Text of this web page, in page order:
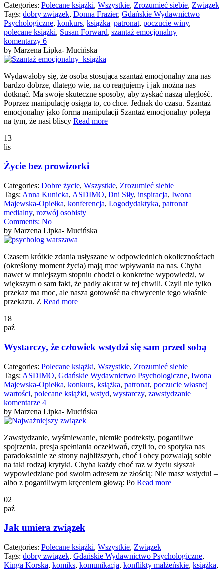
Categories: Polecane książki, Wszystkie, Zrozumieć siebie, Związek
Tags: dobry związek, Donna Frazier, Gdańskie Wydawnictwo
Psychologiczne, konkurs, książka, patronat, poczucie winy,
polecane książki, Susan Forward, szantaż emocjonalny
komentarzy 6
by Marzena Lipka- Mucińska
Wydawałoby się, że osoba stosująca szantaż emocjonalny zna nas
bardzo dobrze, dlatego wie, na co reagujemy i jak można nas
dotknąć. Ma swoje skuteczne sposoby, aby zyskać naszą uległość.
Poprzez manipulację osiąga to, co chce. Jednak do czasu. Szantaż
emocjonalny jako forma manipulacji Szantaż emocjonalny polega
na tym, że nasi bliscy Read more
13
lis
Życie bez prowizorki
Categories: Dobre życie, Wszystkie, Zrozumieć siebie
Tags: Anna Kunicka, ASDIMO, Dni Siły, inspiracja, Iwona
Majewska-Opiełka, konferencja, Logodydaktyka, patronat
medialny, rozwój osobisty
Comments: No
by Marzena Lipka- Mucińska
Czasem krótkie zdania usłyszane w odpowiednich okolicznościach
(określony moment życia) mają moc wpływania na nas. Chyba
nawet w mniejszym stopniu chodzi o konkretne wypowiedzi, w
większym o sam fakt, że padły akurat w tej chwili. Czyli nie tylko
przekaz ma moc, ale nasza gotowość na chwycenie tego właśnie
przekazu. Z Read more
18
paź
Wystarczy, że człowiek wstydzi się sam przed sobą
Categories: Polecane książki, Wszystkie, Zrozumieć siebie
Tags: ASDIMO, Gdańskie Wydawnictwo Psychologiczne, Iwona
Majewska-Opiełka, konkurs, książka, patronat, poczucie własnej
wartości, polecane książki, wstyd, wystarczy, zawstydzanie
komentarze 4
by Marzena Lipka- Mucińska
Zawstydzanie, wyśmiewanie, niemiłe podteksty, pogardliwe
spojrzenia, presja spełniania oczekiwań, czyli to, co spotyka nas
paradoksalnie ze strony najbliższych, choć i obcy pozwalają sobie
na taki rodzaj krytyki. Chyba każdy choć raz w życiu słyszał
wypowiedziane pod swoim adresem ze złością: Nie masz wstydu! –
albo z pogardliwym kręceniem głową: Po Read more
02
paź
Jak umiera związek
Categories: Polecane książki, Wszystkie, Związek
Tags: dobry związek, Gdańskie Wydawnictwo Psychologiczne,
Kinga Korska, komiks, komunikacja, konflikty małżeńskie, książka,